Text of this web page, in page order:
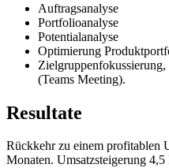
Auftragsanalyse
Portfolioanalyse
Potentialanalyse
Optimierung
(Teams Meeting).
Resultate
Rückkehr zu einem profitablen
Monaten. Umsatzsteigerung